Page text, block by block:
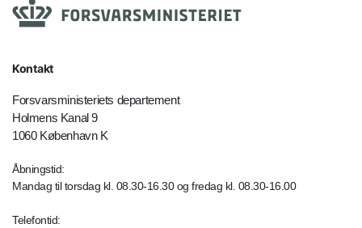
Kontakt
Forsvarsministeriets departement
Holmens Kanal 9
1060 København K
Åbningstid:
Mandag til torsdag kl. 08.30-16.30 og fredag kl. 08.30-16.00
Telefontid: